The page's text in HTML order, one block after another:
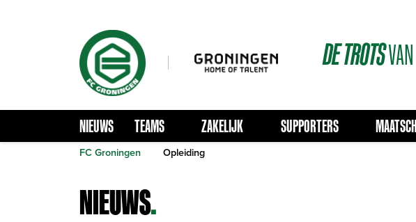
DETROTSVAN
NIEUWS TEAMS ZAKELIJK SUPPORTERS
FC Groningen Opleiding
NIEUWS.